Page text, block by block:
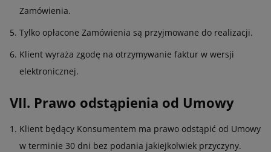
Zamówienia.
Tylko opłacone Zamówienia są przyjmowane do realizacji.
Klient wyraża zgodę na otrzymywanie faktur w wersji
elektronicznej.
VII. Prawo odstąpienia od Umowy
Klient będący Konsumentem ma prawo odstąpić od Umowy
w terminie 30 dni bez podania jakiejkolwiek przyczyny.